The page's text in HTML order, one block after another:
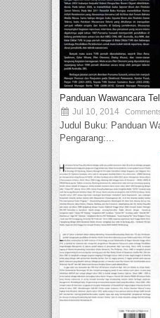
Panduan Wawancara
Jul 10, 2014
Judul Buku: Panduan
Pengarang:...